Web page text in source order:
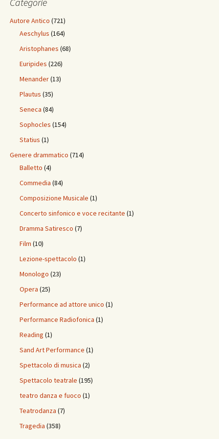
Autore Antico (721)
Aeschylus (164)
Aristophanes (68)
Euripides (226)
Menander(13)
Plautus (35)
Seneca (84)
Sophocles (154)
Statius (1)
Genere drammatico (714)
Balletto (4)
Commedia (84)
Composizione Musicale (1)
Concerto sinfonico e voce recitante (1)
Dramma Satiresco (7)
Film (10)
Lezione-spettacolo (1)
Monologo (23)
Opera (25)
Performance ad attore unico (1)
Performance Radiofonica (1)
Reading (1)
Sand Art Performance (1)
Spettacolo di musica (2)
Spettacolo teatrale (195)
teatro danza e fuoco (1)
Teatrodanza (7)
Tragedia (358)